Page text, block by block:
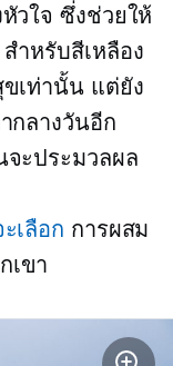
วใจ ซึ่งช่วยให้
ำหรับสีเหลือง
เท่านั้น แต่ยัง
กลางวันอีก
ะประมวลผล
เลือก การผสม
เขา